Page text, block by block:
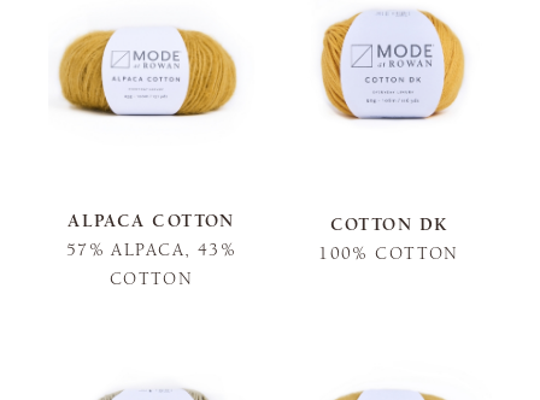
ALPACA COTTON
57% ALPACA, 43%
COTTON
COTTON DK
100% COTTON